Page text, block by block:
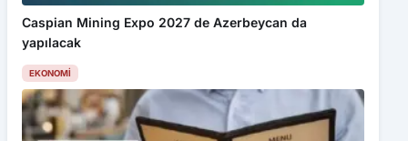
Caspian Mining Expo 2027 de Azerbeycan da
yapılacak
EKONOMI